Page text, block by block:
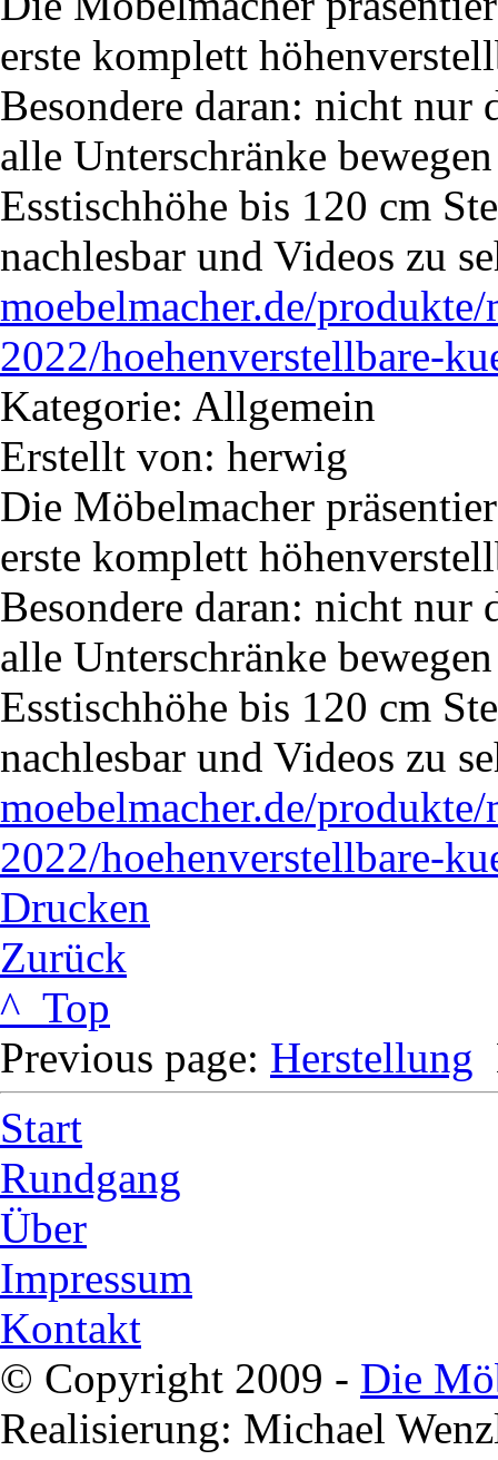
erste komplett
Besondere daran: nicht nur
alle Unterschränke
Esstischhöhe bis 120 cm
nachlesbar und Videos zu
moebelmacher.de/
2022/hoehenverstellbare-
Kategorie: Allgemein
Erstellt von: herwig
Die Möbelmacher
erste komplett
Besondere daran: nicht nur
alle Unterschränke
Esstischhöhe bis 120 cm
nachlesbar und Videos zu
moebelmacher.de/
2022/hoehenverstellbare-
Drucken
Zurück
^ Top
Previous page: Herstellung
Start
Rundgang
Über
Impressum
Kontakt
© Copyright 2009 - Die
Realisierung: Michael